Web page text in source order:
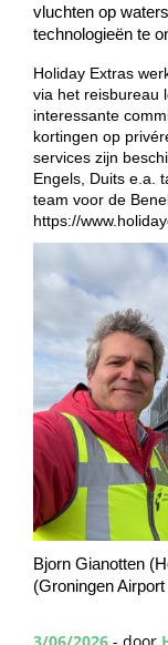
vluchten op
technologieën te
Holiday Extras
via het reisbureau
interessante
kortingen op
services zijn
Engels, Duits e.a.
team voor de
https://
Bjorn Gianotten
(Groningen
3/06/2026 - door